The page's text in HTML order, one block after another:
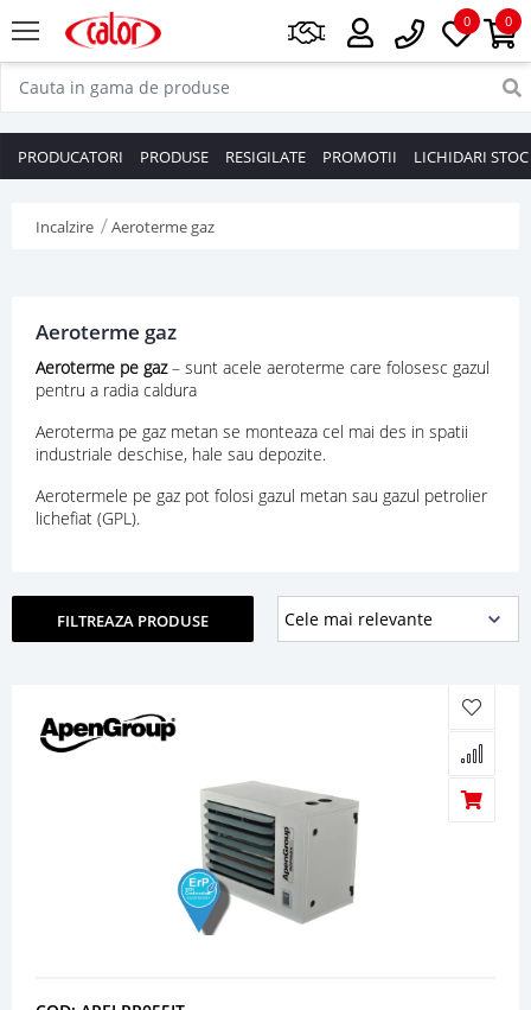
0
0
PRODUCATORI PRODUSE RESIGILATE PROMOTII LICHIDARI STOC
Incalzire Aeroterme gaz
Aeroterme gaz
Aeroterme pe gaz– sunt acele aeroterme care folosesc gazul
pentru a radia caldura
Aeroterma pe gaz metan se monteaza cel mai des in spatii
industriale deschise, hale sau depozite.
Aerotermele pe gaz pot folosi gazul metan sau gazul petrolier
lichefiat (GPL).
FILTREAZA PRODUSE